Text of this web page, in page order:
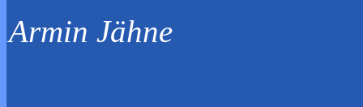
Armin Jähne